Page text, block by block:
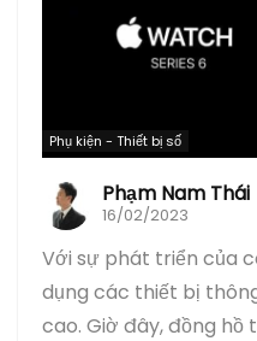
Phụ kiện - Thiết bị số
Phạm Nam Thái
16/02/2023
Với sự phát triển của
dụng các thiết bị
cao. Giờ đây, đồng hồ